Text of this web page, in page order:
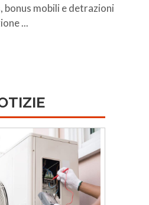
bonus mobili e detrazioni
...